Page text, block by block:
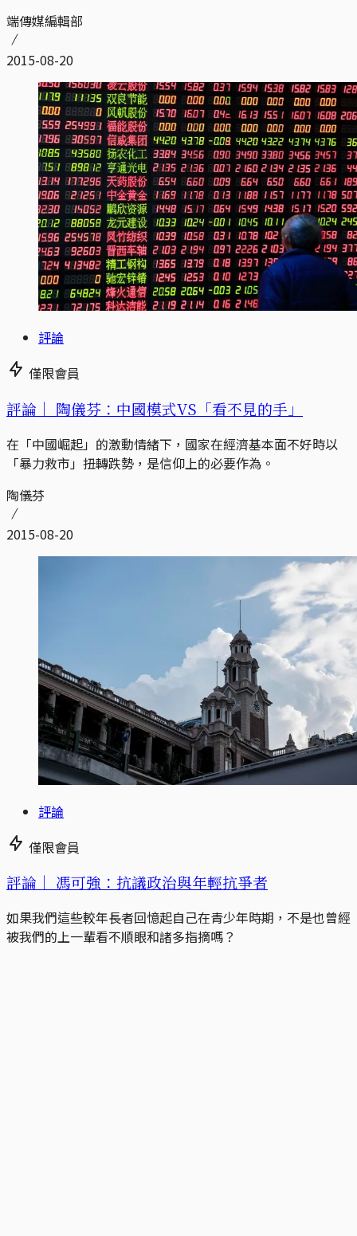
端傳媒編輯部
2015-08-20
評論
僅限會員
評論｜ 陶儀芬：中國模式VS「看不見的手」
在「中國崛起」的激動情緒下，國家在經濟基本面不好時以
「暴力救市」扭轉跌勢，是信仰上的必要作為。
陶儀芬
2015-08-20
評論
僅限會員
評論｜ 馮可強：抗議政治與年輕抗爭者
如果我們這些較年長者回憶起自己在青少年時期，不是也曾經
被我們的上一輩看不順眼和諸多指摘嗎？